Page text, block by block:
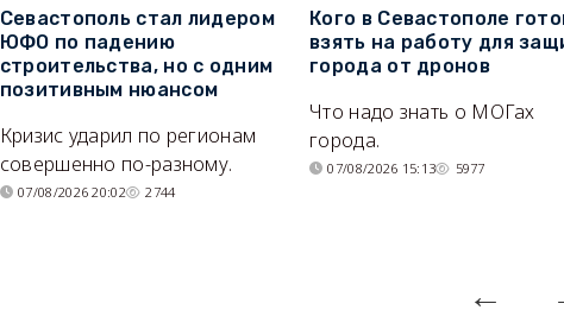
Севастополь стал лидером
ЮФО по падению
строительства, но с одним
позитивным нюансом
Кризис ударил по регионам
совершенно по-разному.
07/08/2026 20:02 2744
Кого в Севастополе
взять на работу для
города от дронов
Что надо знать о МОГах
города.
07/08/2026 15:13 5977